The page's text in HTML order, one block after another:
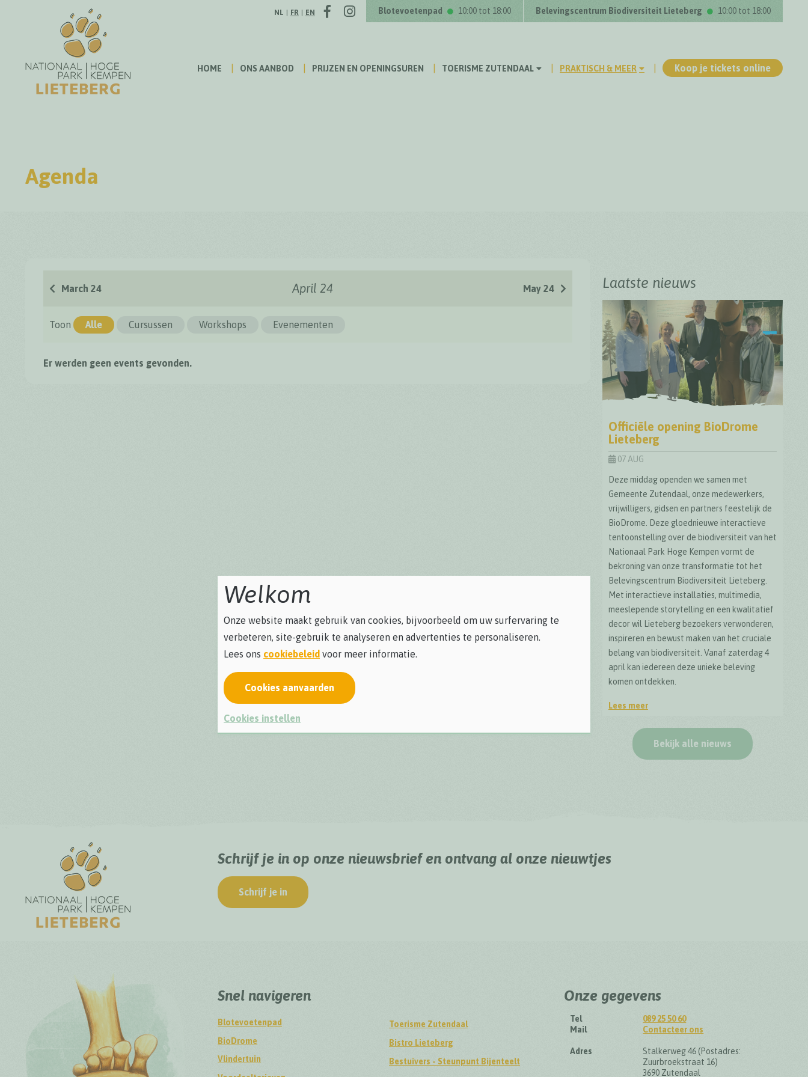
Volg ons op
NL FR EN Facebook
Instagram
Blotevoetenpad 10:00 tot 18:00 Belevingscentrum Biodiversiteit Lieteberg 10:00 tot 18:00
HOME ONS AANBOD PRIJZEN EN OPENINGSUREN TOERISME ZUTENDAAL PRAKTISCH & MEER Koop je tickets online
Agenda
March 24 April 24 May 24
Toon Alle Cursussen Workshops Evenementen
Er werden geen events gevonden.
Laatste nieuws
Officiële opening BioDrome
Lieteberg
07 AUG
Deze middag openden we samen met
Gemeente Zutendaal, onze medewerkers,
vrijwilligers, gidsen en partners feestelijk de
BioDrome. Deze gloednieuwe interactieve
tentoonstelling over de biodiversiteit van het
Nationaal Park Hoge Kempen vormt de
bekroning van onze transformatie tot het
Belevingscentrum Biodiversiteit Lieteberg.
Met interactieve installaties, multimedia,
meeslepende storytelling en een kwalitatief
decor wil Lieteberg bezoekers verwonderen,
inspireren en bewust maken van het cruciale
belang van biodiversiteit. Vanaf zaterdag 4
april kan iedereen deze unieke beleving
komen ontdekken.
Lees meer
Bekijk alle nieuws
Schrijf je in op onze nieuwsbrief en ontvang al onze nieuwtjes
Schrijf je in
Snel navigeren
Blotevoetenpad
BioDrome
Vlindertuin
Toerisme Zutendaal
Bistro Lieteberg
Bestuivers - Steunpunt Bijenteelt
Onze gegevens
Tel
089 25 50 60
Mail
Contacteer ons
Adres
Stalkerweg 46 (Postadres:
Zuurbroekstraat 16)
3690 Zutendaal
Welkom
Onze website maakt gebruik van cookies, bijvoorbeeld om uw surfervaring te
verbeteren, site-gebruik te analyseren en advertenties te personaliseren.
Lees ons cookiebeleid voor meer informatie.
Cookies aanvaarden
Cookies instellen